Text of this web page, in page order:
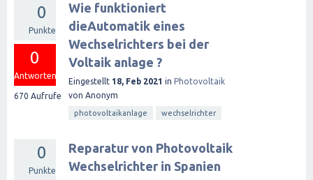
0
Punkte
0
Antworten
670 Aufrufe
Wie funktioniert
dieAutomatik eines
Wechselrichters bei der
Voltaik anlage ?
Eingestellt 18, Feb 2021 in Photovoltaik
von Anonym
photovoltaikanlage wechselrichter
0
Punkte
Reparatur von Photovoltaik
Wechselrichter in Spanien